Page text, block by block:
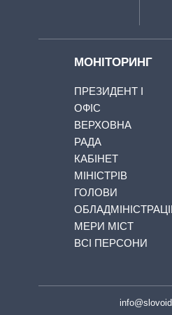
МОНІТОРИНГ
ПРЕЗИДЕНТ І
ОФІС
ВЕРХОВНА
РАДА
КАБІНЕТ
МІНІСТРІВ
ГОЛОВИ
МЕРИ МІСТ
ВСІ ПЕРСОНИ